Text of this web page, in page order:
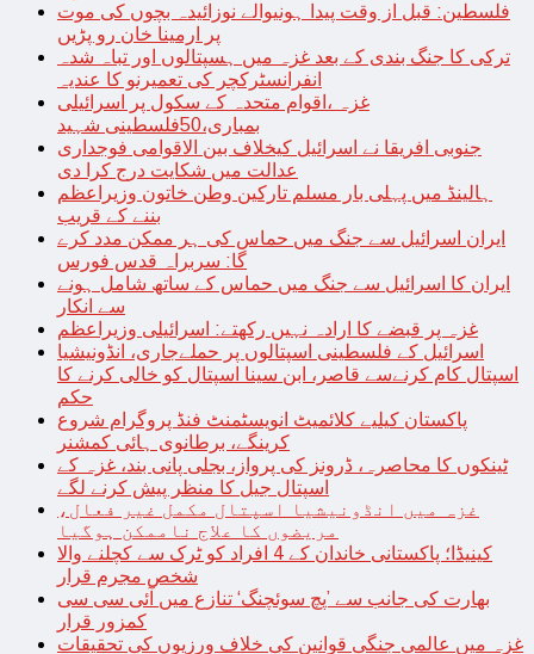
فلسطین: قبل از وقت پیدا ہونیوالے نوزائیدہ بچوں کی موت
پر ارمینا خان رو پڑیں
ترکی کا جنگ بندی کے بعد غزہ میں ہسپتالوں اور تباہ شدہ
انفرانسٹرکچر کی تعمیرنو کا عندیہ
غزہ ،اقوام متحدہ کے سکول پر اسرائیلی
بمباری،50فلسطینی شہید
جنوبی افریقا نے اسرائیل کیخلاف بین الاقوامی فوجداری
عدالت میں شکایت درج کرا دی
ہالینڈ میں پہلی بار مسلم تارکین وطن خاتون وزیراعظم
بننے کے قریب
ایران اسرائیل سے جنگ میں حماس کی ہر ممکن مدد کرے
گا: سربراہ قدس فورس
ایران کا اسرائیل سے جنگ میں حماس کے ساتھ شامل ہونے
سے انکار
غزہ پر قبضے کا ارادہ نہیں رکھتے: اسرائیلی وزیراعظم
اسرائیل کے فلسطینی اسپتالوں پر حملےجاری، انڈونیشیا
اسپتال کام کرنےسے قاصر، ابن سینا اسپتال کو خالی کرنے کا
حکم
پاکستان کیلیے کلائمیٹ انویسٹمنٹ فنڈ پروگرام شروع
کرینگے، برطانوی ہائی کمشنر
ٹینکوں کا محاصرہ، ڈرونز کی پرواز، بجلی پانی بند، غزہ کے
اسپتال جیل کا منظر پیش کرنے لگے
غزہ میں انڈونیشیا اسپتال مکمل غیر فعال،
مریضوں کا علاج ناممکن ہوگیا
کینیڈا؛ پاکستانی خاندان کے 4 افراد کو ٹرک سے کچلنے والا
شخص مجرم قرار
بھارت کی جانب سے ’پچ سوئچنگ‘ تنازع میں آئی سی سی
کمزور قرار
غزہ میں عالمی جنگی قوانین کی خلاف ورزیوں کی تحقیقات